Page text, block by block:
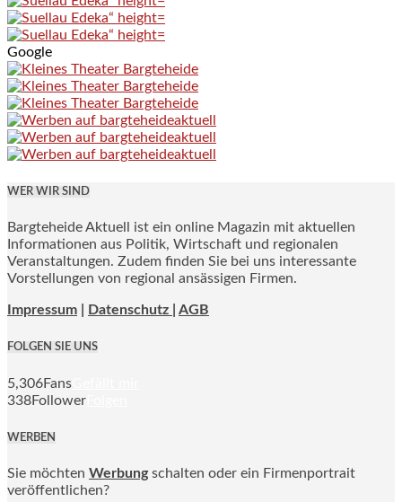
Google
WER WIR SIND
Bargteheide Aktuell ist ein online Magazin mit aktuellen
Informationen aus Politik, Wirtschaft und regionalen
Veranstaltungen. Zudem finden Sie bei uns interessante
Vorstellungen von regional ansässigen Firmen.
Impressum Datenschutz | AGB
FOLGEN SIE UNS
5,306Fans
338Follower
WERBEN
Sie möchten Werbung schalten oder ein Firmenportrait
veröffentlichen?